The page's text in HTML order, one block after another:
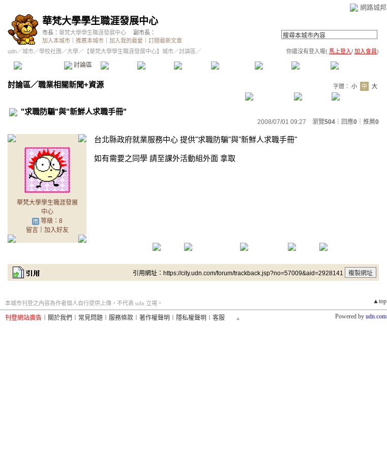
網路城邦
華梵大學學生職涯發展中心
市長： 華梵大學學生職涯發展中心
副市長：
加入本城市
推薦本城市 加入我的最愛
訂閱最新文章
udn／城市／學校社團 ／大學／ 【華梵大學學生職涯發展中心】城市／討論區／ 你還沒有登入喔( 馬上登入/ 加入會員)
討論區 精華區 投票區 影像館 公告區 訪客簿 市政中心
討論區／職業相關新聞+資源 字體： 小 中 大
"求職防騙"與"新鮮人求職手冊"
2008/07/01 09:27 瀏覽504 ｜回應0 推薦0
華梵大學學生職涯發展
中心
等級：8
留言｜ 加入好友
台北縣政府就業服務中心 提供"求職防騙"與"新鮮人求職手冊"
如有需要之同學 請至課外活動組外面 拿取
引用網址：https://city.udn.com/forum/trackback.jsp?no=57009&aid=2928141
▲top
本城市刊登之內容為作者個人自行提供上傳，不代表 udn 立場。
刊登網站廣告 關於我們 常見問題 服務條款 著作權聲明 隱私權聲明 客服 Powered by udn.com